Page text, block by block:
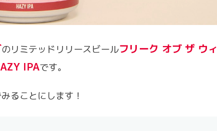
のリミテッドリリースビールフリーク オブ ザ ウィ
IPAです。
ることにします！